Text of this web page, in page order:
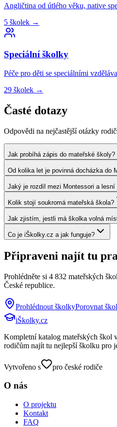
Angličtina od útlého věku, native
5 školek →
Speciálníškolky
Péče pro děti se speciálními
29 školek →
Časté dotazy
Odpovědi na nejčastější otázky
Jak probíhá zápis do mateřské školy?
Od kolika let je povinná docházka do
Jaký je rozdíl mezi Montessori a lesní
Kolik stojí soukromá mateřská škola?
Jak zjistím, jestli má školka volná
Co je iŠkolky.cz a jak funguje?
Připraveni najít tu
Prohlédněte si 4 832 mateřských
České republice.
Prohlédnout školkyPorovnat
iŠkolky.cz
Kompletní katalog mateřských škol
rodičům najít tu nejlepší školku pro
Vytvořeno s pro české rodiče
O nás
O projektu
Kontakt
FAQ